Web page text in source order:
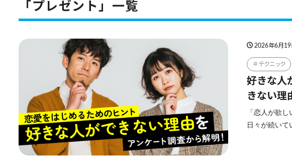
「プレゼント」一覧
2026年6月19
テクニック
好きな人
きない理
「恋人が欲
日々が続いて